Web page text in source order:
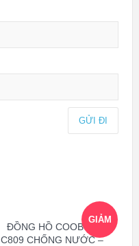
GIẢM
ĐỒNG HỒ COOBOS
C809 CHỐNG NƯỚC –